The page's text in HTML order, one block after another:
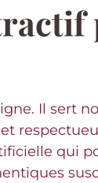
Il sert
qui